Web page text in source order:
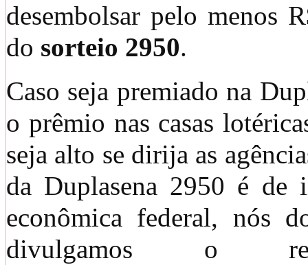
desembolsar pelo menos
do sorteio 2950.
Caso seja premiado na
o prêmio nas casas
seja alto se dirija as
da Duplasena 2950 é de
econômica federal, nós
divulgamos o